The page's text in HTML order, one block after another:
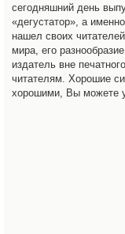
сегодняшний день
«дегустатор», а
нашел своих
мира, его
издатель вне
читателям. Хорошие
хорошими, Вы можете